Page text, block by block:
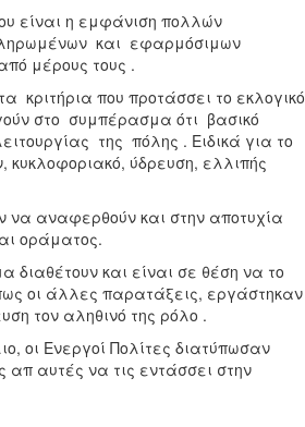
είναι η εμφάνιση πολλών
και εφαρμόσιμων
μέρους τους .
που προτάσσει το εκλογικό
στο συμπέρασμα ότι βασικό
της πόλης . Ειδικά για το
ύδρευση, ελλιπής
να αναφερθούν και στην αποτυχία
οράματος.
διαθέτουν και είναι σε θέση να το
οι άλλες παρατάξεις, εργάστηκαν
τον αληθινό της ρόλο .
οι Ενεργοί Πολίτες διατύπωσαν
απ αυτές να τις εντάσσει στην